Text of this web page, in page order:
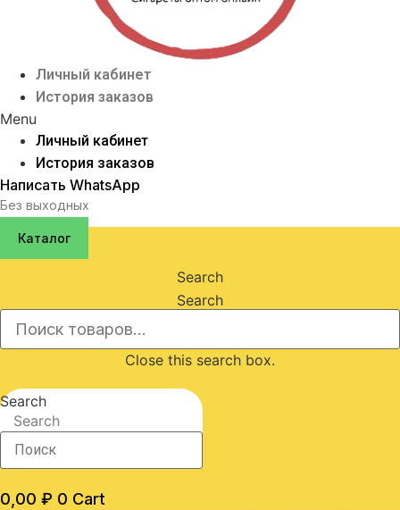
Личный кабинет
История заказов
Menu
Личный кабинет
История заказов
Написать WhatsApp
Без выходных
Каталог
Search
Search
Close this search box.
Search
Search
0,00 ₽ 0 Cart